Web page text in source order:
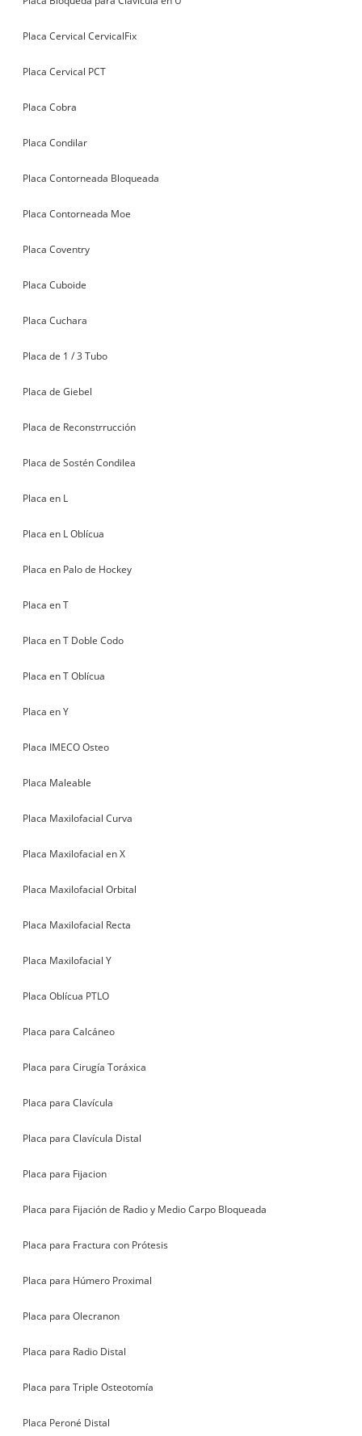
Placa Cervical CervicalFix
Placa Cervical PCT
Placa Cobra
Placa Condilar
Placa Contorneada Bloqueada
Placa Contorneada Moe
Placa Coventry
Placa Cuboide
Placa Cuchara
Placa de 1 / 3 Tubo
Placa de Giebel
Placa de Reconstrrucción
Placa de Sostén Condilea
Placa en L
Placa en L Oblícua
Placa en Palo de Hockey
Placa en T
Placa en T Doble Codo
Placa en T Oblícua
Placa en Y
Placa IMECO Osteo
Placa Maleable
Placa Maxilofacial Curva
Placa Maxilofacial en X
Placa Maxilofacial Orbital
Placa Maxilofacial Recta
Placa Maxilofacial Y
Placa Oblícua PTLO
Placa para Calcáneo
Placa para Cirugía Toráxica
Placa para Clavícula
Placa para Clavícula Distal
Placa para Fijacion
Placa para Fijación de Radio y Medio Carpo Bloqueada
Placa para Fractura con Prótesis
Placa para Húmero Proximal
Placa para Olecranon
Placa para Radio Distal
Placa para Triple Osteotomía
Placa Peroné Distal